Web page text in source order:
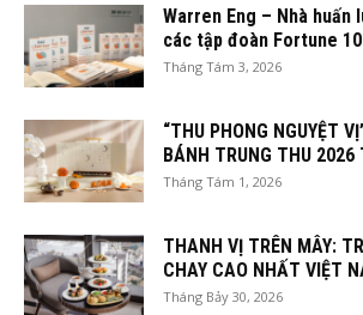
Warren Eng – Nhà huấn
các tập đoàn Fortune
Tháng Tám 3, 2026
“THU PHONG NGUYỆT
BÁNH TRUNG THU
Tháng Tám 1, 2026
THANH VỊ TRÊN MÂY:
CHAY CAO NHẤT VIỆT
Tháng Bảy 30, 2026